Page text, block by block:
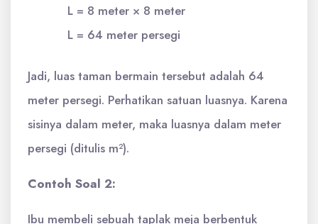
L = 8 meter × 8 meter
L = 64 meter persegi
Jadi, luas taman bermain tersebut adalah 64
meter persegi. Perhatikan satuan luasnya. Karena
sisinya dalam meter, maka luasnya dalam meter
persegi (ditulis m²).
Contoh Soal 2:
Ibu membeli sebuah taplak meja berbentuk